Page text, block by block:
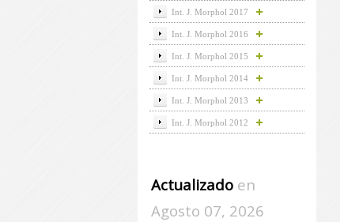
Int. J. Morphol 2017
Int. J. Morphol 2016
Int. J. Morphol 2015
Int. J. Morphol 2014
Int. J. Morphol 2013
Int. J. Morphol 2012
Actualizadoen
Agosto 07, 2026